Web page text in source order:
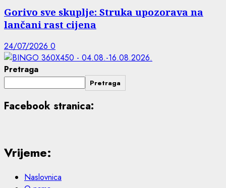
Gorivo sve skuplje: Struka upozorava na
lančani rast cijena
24/07/2026 0
Pretraga
Pretraga
Facebook stranica:
Vrijeme:
Naslovnica